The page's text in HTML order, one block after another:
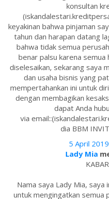
konsultan
keyakinan bahwa pinjaman
tahun dan harapan datang
bahwa tidak semua
benar palsu karena semua
diselesaikan, sekarang saya
dan usaha bisnis yang
mempertahankan ini untuk
dengan membagikan
dapat Anda
via
dia BBM
5 April
Lady Mia
Nama saya Lady Mia, saya
untuk mengingatkan semua